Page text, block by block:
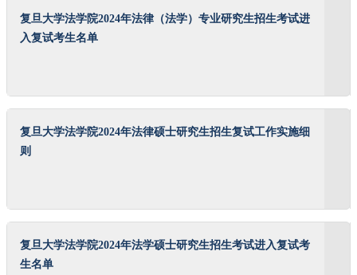
复旦大学法学院2024年法律（法学）专业研究生招生考试进
入复试考生名单
复旦大学法学院2024年法律硕士研究生招生复试工作实施细
则
复旦大学法学院2024年法学硕士研究生招生考试进入复试考
生名单